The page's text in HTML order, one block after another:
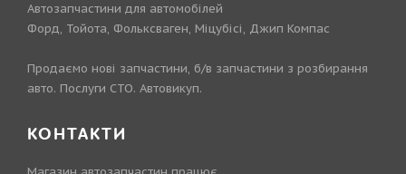
Автозапчастини для автомобілей
Форд, Тойота, Фольксваген, Міцубісі, Джип Компас
Продаємо нові запчастини, б/в запчастини з розбирання
авто. Послуги СТО. Автовикуп.
КОНТАКТИ